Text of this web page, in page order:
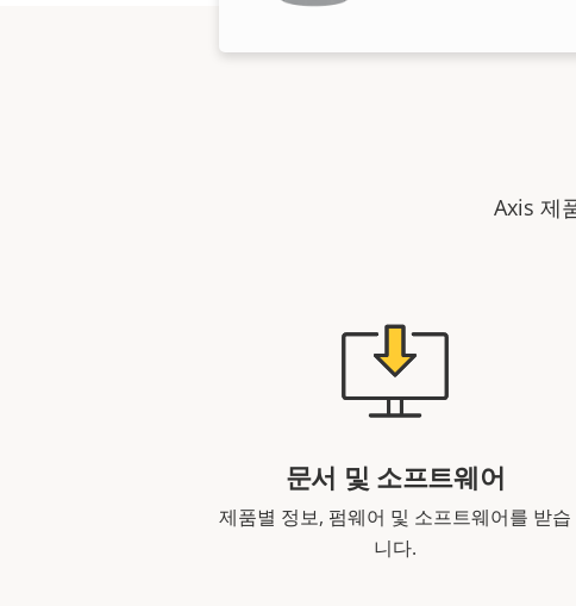
Axis 제
문서 및 소프트웨어
제품별 정보, 펌웨어 및 소프트웨어를 받습
니다.